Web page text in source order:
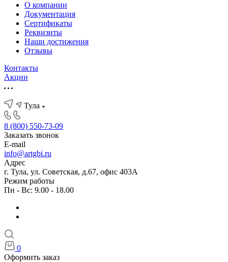
О компании
Документация
Сертификаты
Реквизиты
Наши достижения
Отзывы
Контакты
Акции
Тула
8 (800) 550-73-09
Заказать звонок
E-mail
info@artgbi.ru
Адрес
г. Тула, ул. Советская, д.67, офис 403А
Режим работы
Пн - Вс: 9.00 - 18.00
0
Оформить заказ